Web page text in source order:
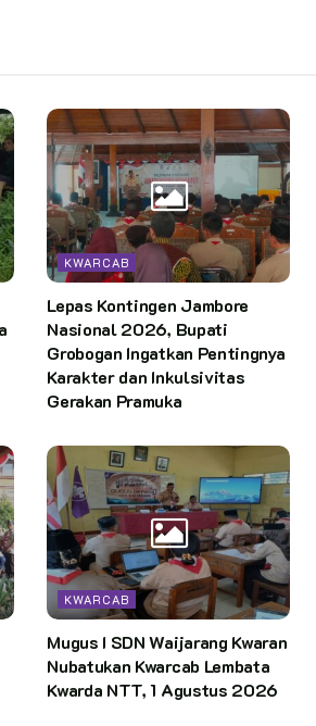
KWARCAB
Lepas Kontingen Jambore
Nasional 2026, Bupati
Grobogan Ingatkan Pentingnya
Karakter dan Inkulsivitas
Gerakan Pramuka
KWARCAB
Mugus I SDN Waijarang Kwaran
Nubatukan Kwarcab Lembata
Kwarda NTT, 1 Agustus 2026